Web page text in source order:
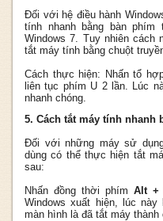
Đối với hệ điều hành
tính nhanh bằng bàn
Windows 7. Tuy nhiên cách
tắt máy tính bằng chuột
Cách thực hiện: Nhấn tổ
liên tục phím U 2 lần. Lúc
nhanh chóng.
5. Cách tắt máy tính nhanh
Đối với những máy sử
dùng có thể thực hiện tắt
sau:
Nhấn đồng thời phím Alt +
Windows xuất hiện, lúc
màn hình là đã tắt máy thành